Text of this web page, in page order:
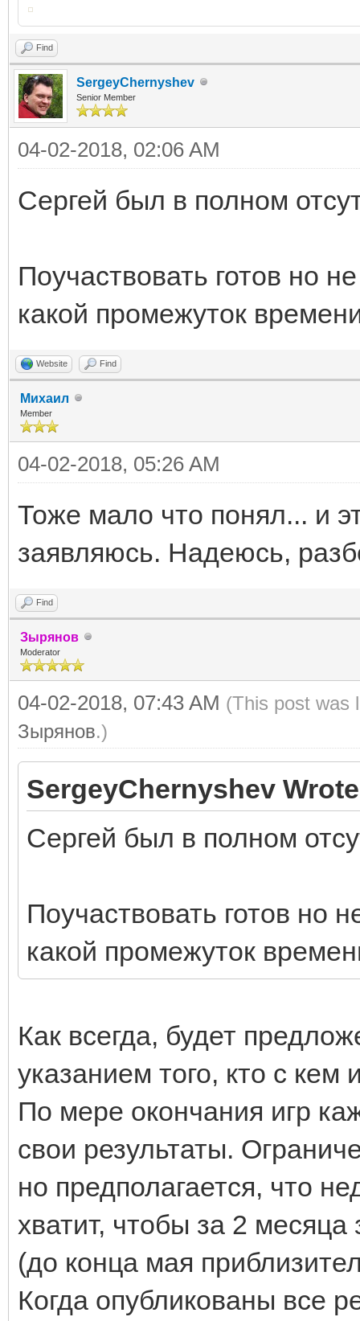
Find
SergeyChernyshev
Senior Member
04-02-2018, 02:06 AM
Сергей был в полном
Поучаствовать готов но
какой промежуток
Website Find
Михаил
Member
04-02-2018, 05:26 AM
Тоже мало что понял... и
заявляюсь. Надеюсь,
Find
Зырянов
Moderator
04-02-2018, 07:43 AM (This post was
Зырянов.)
SergeyChernyshev
Сергей был в полном
Поучаствовать готов но
какой промежуток
Как всегда, будет
указанием того, кто с кем
По мере окончания игр
свои результаты.
но предполагается, что
хватит, чтобы за 2
(до конца мая
Когда опубликованы все